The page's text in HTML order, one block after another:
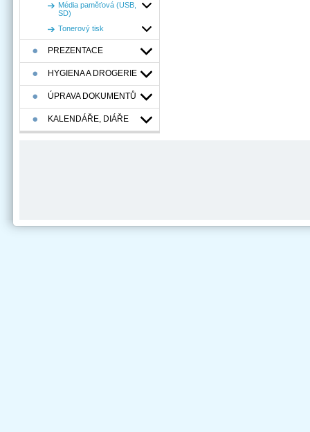
Média paměťová (USB,
SD)
Tonerový tisk
PREZENTACE
HYGIENA A DROGERIE
ÚPRAVA DOKUMENTŮ
KALENDÁŘE, DIÁŘE